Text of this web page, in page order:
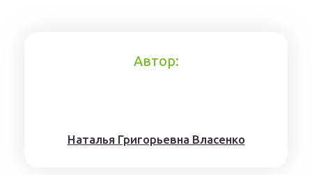
Автор:
Наталья Григорьевна Власенко